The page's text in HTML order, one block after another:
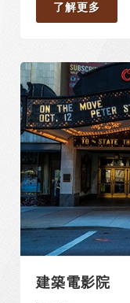
了解更多
建築電影院